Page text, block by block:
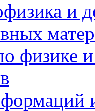
и
физике